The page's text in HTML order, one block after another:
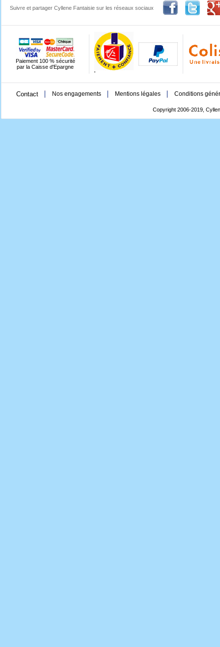
Suivre et partager Cyllene Fantaisie sur les réseaux sociaux
Paiement 100 % sécurité
par la Caisse d'Epargne
'
Contact Nos engagements Mentions légales Conditions
Copyright 2006-2019,